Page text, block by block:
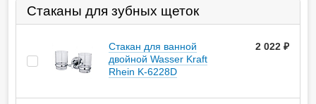
Стаканы для зубных щеток
Стакан для ванной
двойной Wasser Kraft
Rhein K-6228D
2 022